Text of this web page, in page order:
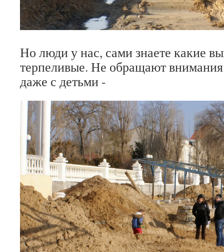
Но люди у нас, сами знаете какие
терпеливые. Не обращают внимания
даже с детьми -